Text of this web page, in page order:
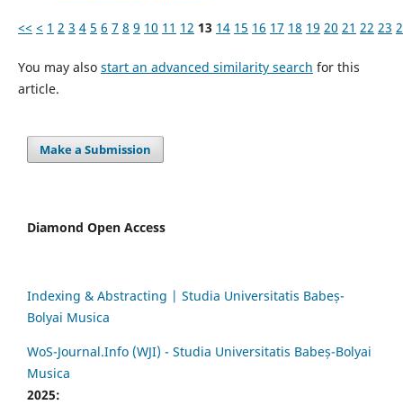
<< < 1 2 3 4 5 6 7 8 9 10 11 12 13 14 15 16 17 18 19 20 21 22 23
You may also start an advanced similarity search for this
article.
Make a Submission
Diamond Open Access
Indexing & Abstracting | Studia Universitatis Babeș-
Bolyai Musica
WoS-Journal.Info (WJI) - Studia Universitatis Babeș-Bolyai
Musica
2025: